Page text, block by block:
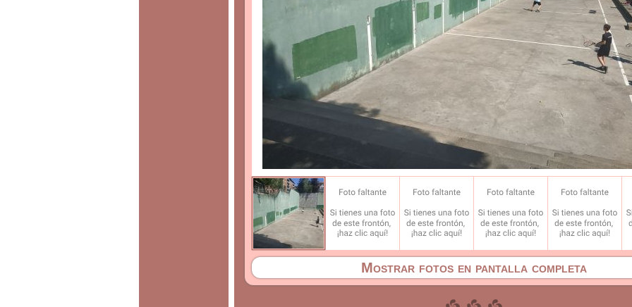
Mostrar fotos en pantalla completa